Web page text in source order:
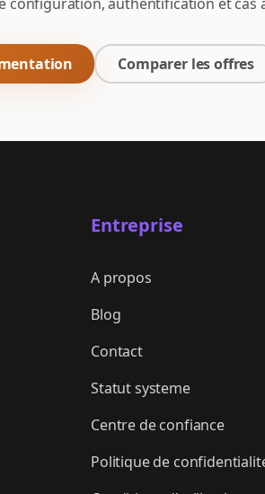
Comparer les offres
Entreprise
A propos
Blog
Contact
Statut systeme
Centre de confiance
Politique de